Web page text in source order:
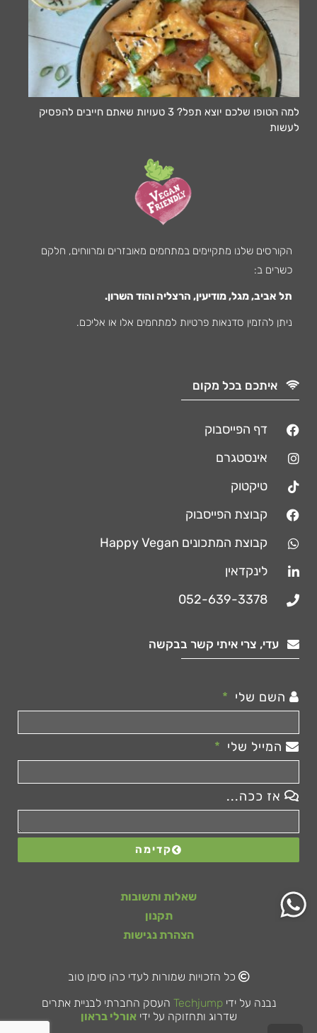
למה הטופו שלכם יוצא תפל? 3 טעויות שאתם חייבים להפסיק
לעשות
הקורסים שלנו מתקיימים במתחמים מאובזרים ומרווחים, חלקם
כשרים ב:
תל אביב, מגל, מודיעין, הרצליה והוד השרון.
ניתן להזמין סדנאות פרטיות למתחמים אלו או אליכם.
איתכם בכל מקום
דף הפייסבוק
אינסטגרם
טיקטוק
קבוצת הפייסבוק
קבוצת המתכונים Happy Vegan
לינקדאין
052-639-3378
עדי, צרי איתי קשר בבקשה
השם שלי
המייל שלי
אז ככה...
קדימה
שאלות ותשובות
תקנון
הצהרת נגישות
כל הזכויות שמורות לעדי כהן סימן טוב
נבנה על ידיTechjump העסק החברתי לבניית אתרים
שדרוג ותחזוקה על ידיאורלי בראון